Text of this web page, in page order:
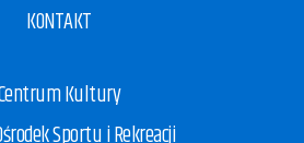
KONTAKT
Kultury
Sportu i Rekreacji